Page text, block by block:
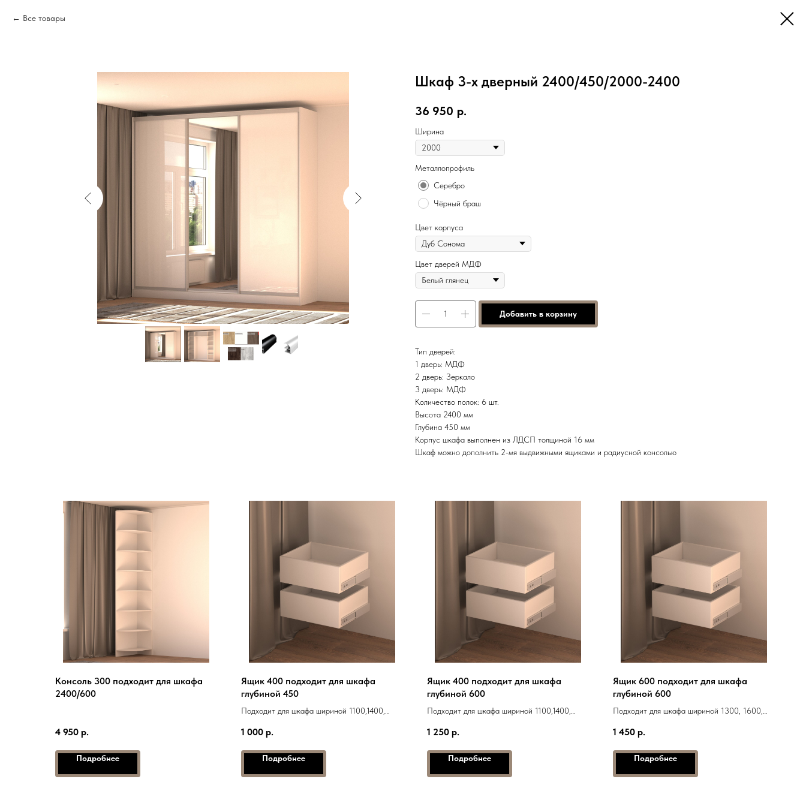
Все товары
Шкаф 3-х дверный 2400/450/2000-2400
36 950 р.
Ширина
Металлопрофиль
Серебро
Чёрный браш
Цвет корпуса
Цвет дверей МДФ
Добавить в корзину
Тип дверей:
1 дверь: МДФ
2 дверь: Зеркало
3 дверь: МДФ
Количество полок: 6 шт.
Высота 2400 мм
Глубина 450 мм
Корпус шкафа выполнен из ЛДСП толщиной 16 мм
Шкаф можно дополнить 2-мя выдвижными ящиками и радиусной консолью
Консоль 300 подходит для шкафа
2400/600
4 950 р.
Подробнее
Ящик 400 подходит для шкафа
глубиной 450
Подходит для шкафа шириной 1100,1400,
1 000 р.
Подробнее
Ящик 400 подходит для шкафа
глубиной 600
Подходит для шкафа шириной 1100,1400,
1 250 р.
Подробнее
Ящик 600 подходит для шкафа
глубиной 600
Подходит для шкафа шириной 1300, 1600,
1 450 р.
Подробнее